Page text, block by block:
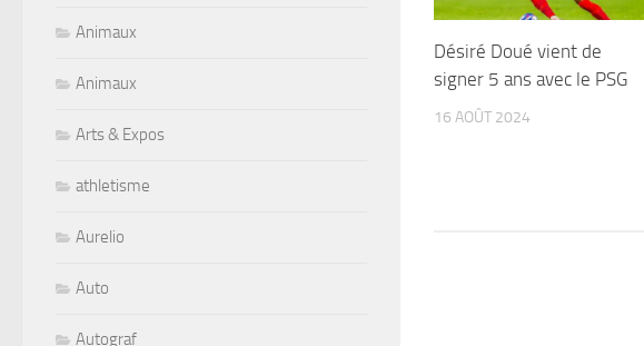
Désiré Doué vient de
signer 5 ans avec le PSG
16 AOÛT 2024
Animaux
Animaux
Arts & Expos
athletisme
Aurelio
Auto
Autograf